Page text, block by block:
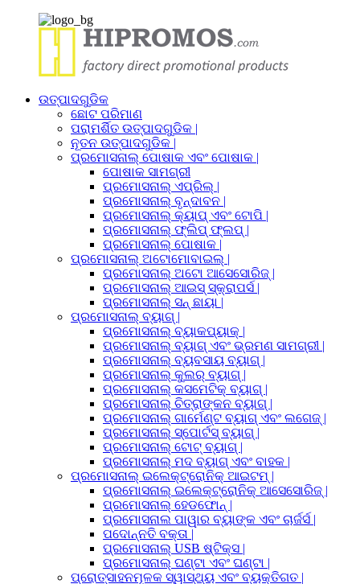
ଉତ୍ପାଦଗୁଡିକ
ଛୋଟ ପରିମାଣ
ପରାମର୍ଶିତ ଉତ୍ପାଦଗୁଡିକ |
ନୂତନ ଉତ୍ପାଦଗୁଡିକ |
ପ୍ରମୋସନାଲ୍ ପୋଷାକ ଏବଂ ପୋଷାକ |
ପୋଷାକ ସାମଗ୍ରୀ
ପ୍ରମୋସନାଲ୍ ଏପ୍ରିଲ୍ |
ପ୍ରମୋସନାଲ୍ ବୃନ୍ଦାବନ |
ପ୍ରମୋସନାଲ୍ କ୍ୟାପ୍ ଏବଂ ଟୋପି |
ପ୍ରମୋସନାଲ୍ ଫ୍ଲିପ୍ ଫ୍ଲପ୍ |
ପ୍ରମୋସନାଲ୍ ପୋଷାକ |
ପ୍ରମୋସନାଲ୍ ଅଟୋମୋବାଇଲ୍ |
ପ୍ରମୋସନାଲ୍ ଅଟୋ ଆସେସୋରିଜ୍ |
ପ୍ରମୋସନାଲ୍ ଆଇସ୍ ସ୍କ୍ରାପର୍ସ |
ପ୍ରମୋସନାଲ୍ ସନ୍ ଛାୟା |
ପ୍ରମୋସନାଲ୍ ବ୍ୟାଗ୍ |
ପ୍ରମୋସନାଲ୍ ବ୍ୟାକପ୍ୟାକ୍ |
ପ୍ରମୋସନାଲ୍ ବ୍ୟାଗ୍ ଏବଂ ଭ୍ରମଣ ସାମଗ୍ରୀ |
ପ୍ରମୋସନାଲ୍ ବ୍ୟବସାୟ ବ୍ୟାଗ୍ |
ପ୍ରମୋସନାଲ୍ କୁଲର୍ ବ୍ୟାଗ୍ |
ପ୍ରମୋସନାଲ୍ କସମେଟିକ୍ ବ୍ୟାଗ୍ |
ପ୍ରମୋସନାଲ୍ ଚିତ୍ରାଙ୍କନ ବ୍ୟାଗ୍ |
ପ୍ରମୋସନାଲ୍ ଗାର୍ମେଣ୍ଟ ବ୍ୟାଗ୍ ଏବଂ ଲଗେଜ୍ |
ପ୍ରମୋସନାଲ୍ ସ୍ପୋର୍ଟସ୍ ବ୍ୟାଗ୍ |
ପ୍ରମୋସନାଲ୍ ଟୋଟ୍ ବ୍ୟାଗ୍ |
ପ୍ରମୋସନାଲ୍ ମଦ ବ୍ୟାଗ୍ ଏବଂ ବାହକ |
ପ୍ରମୋସନାଲ୍ ଇଲେକ୍ଟ୍ରୋନିକ୍ ଆଇଟମ୍ |
ପ୍ରମୋସନାଲ୍ ଇଲେକ୍ଟ୍ରୋନିକ୍ ଆସେସୋରିଜ୍ |
ପ୍ରମୋସନାଲ୍ ହେଡଫୋନ୍ |
ପ୍ରମୋସନାଲ ପାୱାର ବ୍ୟାଙ୍କ ଏବଂ ଚାର୍ଜର୍ସ |
ପଦୋନ୍ନତି ବକ୍ତା |
ପ୍ରମୋସନାଲ୍ USB ଷ୍ଟିକ୍ସ |
ପ୍ରମୋସନାଲ୍ ଘଣ୍ଟା ଏବଂ ଘଣ୍ଟା |
ପ୍ରୋତ୍ସାହନମୂଳକ ସ୍ୱାସ୍ଥ୍ୟ ଏବଂ ବ୍ୟକ୍ତିଗତ |